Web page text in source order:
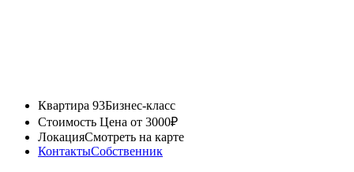
Квартира 93Бизнес-класс
Стоимость Цена от 3000₽
ЛокацияСмотреть на карте
КонтактыСобственник